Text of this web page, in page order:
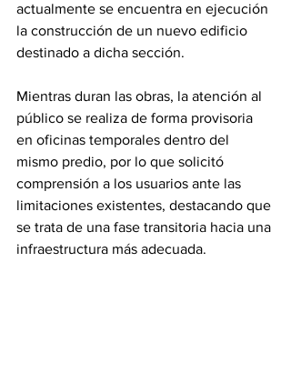
actualmente se encuentra en ejecución
la construcción de un nuevo edificio
destinado a dicha sección.
Mientras duran las obras, la atención al
público se realiza de forma provisoria
en oficinas temporales dentro del
mismo predio, por lo que solicitó
comprensión a los usuarios ante las
limitaciones existentes, destacando que
se trata de una fase transitoria hacia una
infraestructura más adecuada.